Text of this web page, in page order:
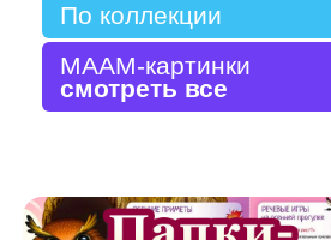
По коллекции
МААМ-картинки
смотреть все